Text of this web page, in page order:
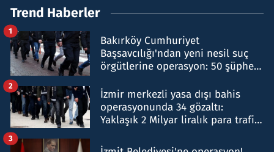
Trend Haberler
Bakırköy Cumhuriyet
Başsavcılığı'ndan yeni nesil suç
örgütlerine operasyon: 50 şüpheli
1
İzmir merkezli yasa dışı bahis
operasyonunda 34 gözaltı:
Yaklaşık 2 Milyar liralık para trafiği
2
3